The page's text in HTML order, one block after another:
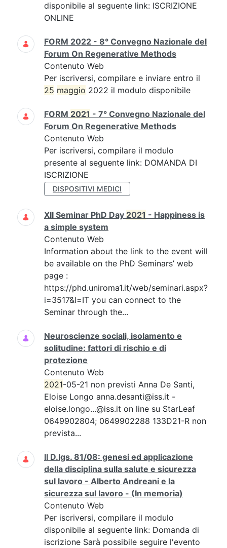
disponibile al seguente link: ISCRIZIONE
ONLINE
FORM 2022 - 8° Convegno Nazionale del
Forum On Regenerative Methods
Contenuto Web
Per iscriversi, compilare e inviare entro il
25 maggio 2022 il modulo disponibile
FORM 2021 - 7° Convegno Nazionale del
Forum On Regenerative Methods
Contenuto Web
Per iscriversi, compilare il modulo
presente al seguente link: DOMANDA DI
ISCRIZIONE
DISPOSITIVI MEDICI
XII Seminar PhD Day 2021 - Happiness is
a simple system
Contenuto Web
Information about the link to the event will
be available on the PhD Seminars’ web
page :
https://phd.uniroma1.it/web/seminari.aspx?
i=3517&l=IT you can connect to the
Seminar through the...
Neuroscienze sociali, isolamento e
solitudine: fattori di rischio e di
protezione
Contenuto Web
2021-05-21 non previsti Anna De Santi,
Eloise Longo anna.desanti@iss.it -
eloise.longo...@iss.it on line su StarLeaf
0649902804; 0649902288 133D21-R non
prevista...
Il D.lgs. 81/08: genesi ed applicazione
della disciplina sulla salute e sicurezza
sul lavoro - Alberto Andreani e la
sicurezza sul lavoro - (In memoria)
Contenuto Web
Per iscriversi, compilare il modulo
disponibile al seguente link: Domanda di
iscrizione Sarà possibile seguire l'evento